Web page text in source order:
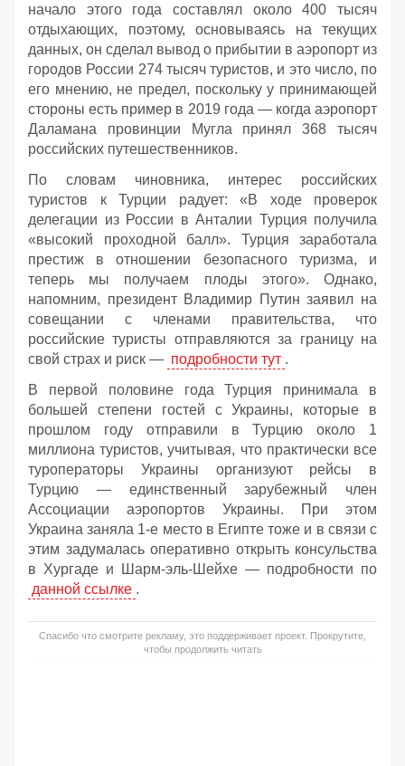
начало этого года составлял около 400 тысяч
отдыхающих, поэтому, основываясь на текущих
данных, он сделал вывод о прибытии в аэропорт из
городов России 274 тысяч туристов, и это число, по
его мнению, не предел, поскольку у принимающей
стороны есть пример в 2019 года — когда аэропорт
Даламана провинции Мугла принял 368 тысяч
российских путешественников.
По словам чиновника, интерес российских
туристов к Турции радует: «В ходе проверок
делегации из России в Анталии Турция получила
«высокий проходной балл». Турция заработала
престиж в отношении безопасного туризма, и
теперь мы получаем плоды этого». Однако,
напомним, президент Владимир Путин заявил на
совещании с членами правительства, что
российские туристы отправляются за границу на
свой страх и риск — подробности тут .
В первой половине года Турция принимала в
большей степени гостей с Украины, которые в
прошлом году отправили в Турцию около 1
миллиона туристов, учитывая, что практически все
туроператоры Украины организуют рейсы в
Турцию — единственный зарубежный член
Ассоциации аэропортов Украины. При этом
Украина заняла 1-е место в Египте тоже и в связи с
этим задумалась оперативно открыть консульства
в Хургаде и Шарм-эль-Шейхе — подробности по
данной ссылке .
Спасибо что смотрите рекламу, это поддерживает проект. Прокрутите,
чтобы продолжить читать